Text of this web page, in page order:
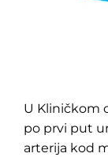
U Kliničkom
po prvi put
arterija kod